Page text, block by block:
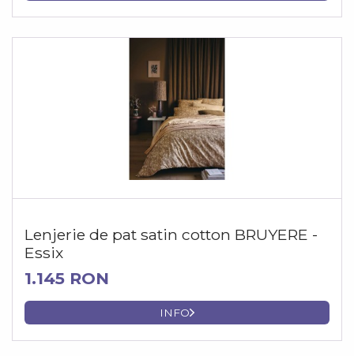
Lenjerie de pat satin cotton BRUYERE -
Essix
1.145 RON
INFO